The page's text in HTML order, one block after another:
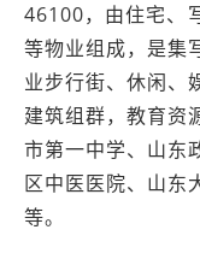
46100，由住宅、
等物业组成，是集
业步行街、休闲、
建筑组群，教育资
市第一中学、山东
区中医医院、山东
等。